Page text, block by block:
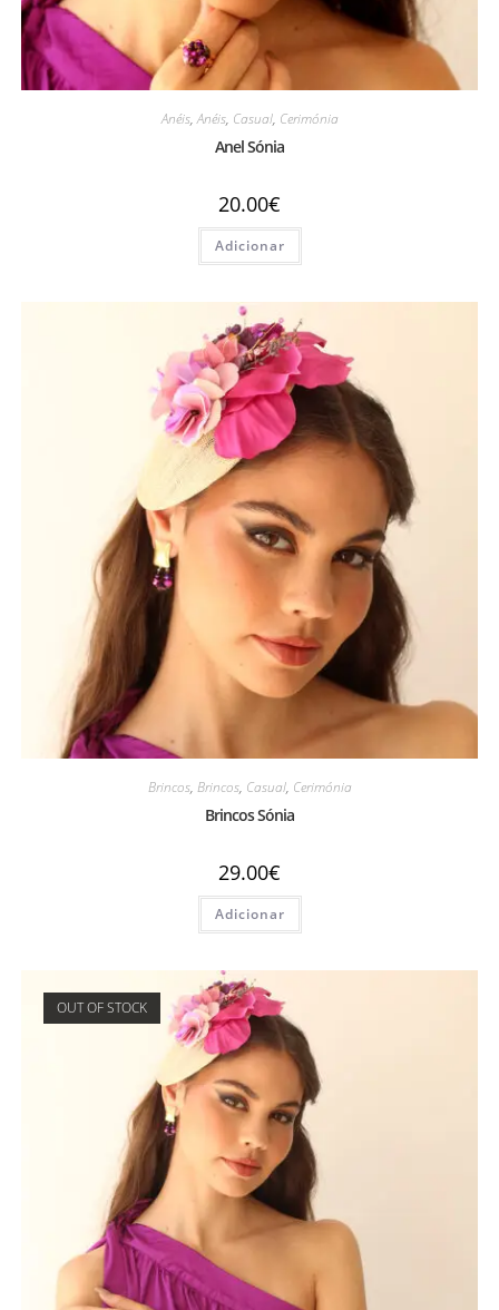
Anéis,Anéis, Casual, Cerimónia
Anel Sónia
20.00€
Adicionar
Brincos, Brincos, Casual, Cerimónia
Brincos Sónia
29.00€
Adicionar
OUT OF STOCK